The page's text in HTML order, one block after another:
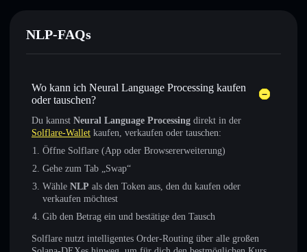
NLP-FAQs
Wo kann ich Neural Language Processing kaufen
oder tauschen?
Du kannst Neural Language Processing direkt in der
Solflare-Wallet kaufen, verkaufen oder tauschen:
Öffne Solflare (App oder Browsererweiterung)
Gehe zum Tab „Swap“
Wähle NLP als den Token aus, den du kaufen oder
verkaufen möchtest
Gib den Betrag ein und bestätige den Tausch
Solflare nutzt intelligentes Order-Routing über alle großen